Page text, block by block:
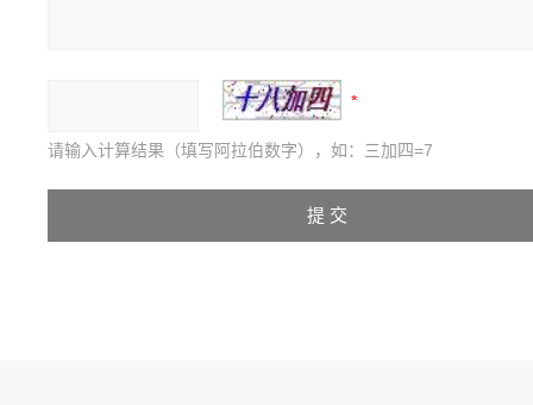
请输入计算结果（填写阿拉伯数字），如：三加四=7